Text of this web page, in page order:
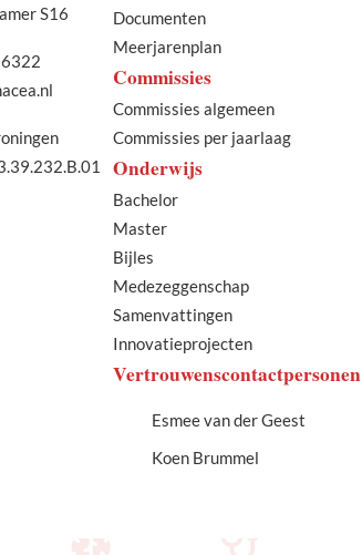
S16
Documenten
Meerjarenplan
Commissies
Commissies algemeen
Commissies per jaarlaag
Onderwijs
Bachelor
Master
Bijles
Medezeggenschap
Samenvattingen
Innovatieprojecten
Vertrouwenscontactpersonen
Esmee van der Geest
Koen Brummel